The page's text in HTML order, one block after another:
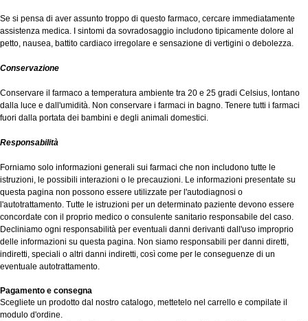
Se si pensa di aver assunto troppo di questo farmaco, cercare immediatamente
assistenza medica. I sintomi da sovradosaggio includono tipicamente dolore al
petto, nausea, battito cardiaco irregolare e sensazione di vertigini o debolezza.
Conservazione
Conservare il farmaco a temperatura ambiente tra 20 e 25 gradi Celsius, lontano
dalla luce e dall'umidità. Non conservare i farmaci in bagno. Tenere tutti i farmaci
fuori dalla portata dei bambini e degli animali domestici.
Responsabilità
Forniamo solo informazioni generali sui farmaci che non includono tutte le
istruzioni, le possibili interazioni o le precauzioni. Le informazioni presentate su
questa pagina non possono essere utilizzate per l'autodiagnosi o
l'autotrattamento. Tutte le istruzioni per un determinato paziente devono essere
concordate con il proprio medico o consulente sanitario responsabile del caso.
Decliniamo ogni responsabilità per eventuali danni derivanti dall'uso improprio
delle informazioni su questa pagina. Non siamo responsabili per danni diretti,
indiretti, speciali o altri danni indiretti, così come per le conseguenze di un
eventuale autotrattamento.
Pagamento e consegna
Scegliete un prodotto dal nostro catalogo, mettetelo nel carrello e compilate il
modulo d'ordine.